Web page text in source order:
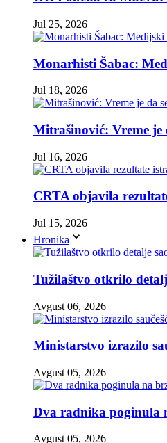
Jul 25, 2026
Monarhisti Šabac:
Jul 18, 2026
Mitrašinović: Vreme je
Jul 16, 2026
CRTA objavila
Jul 15, 2026
Hronika
Tužilaštvo otkrilo
Avgust 06, 2026
Ministarstvo izrazilo
Avgust 05, 2026
Dva radnika poginula
Avgust 05, 2026